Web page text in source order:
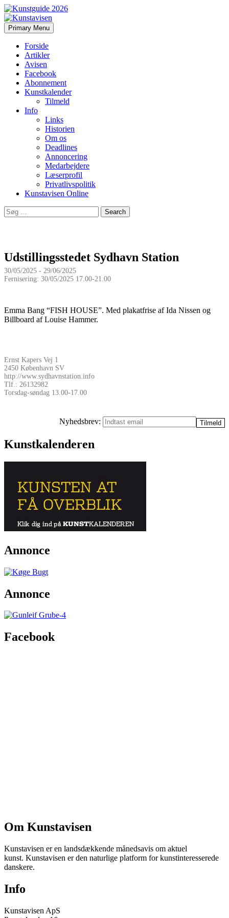
Kunstavisen
Search
Primary Menu Skip
to
Forside
Artikler
Avisen
Facebook
Abonnement
Kunstkalender
Tilmeld
Info
Links
Historien
Om os
Deadlines
Annoncering
Medarbejdere
Læserprofil
Privatlivspolitik
Kunstavisen Online
Search
for:
Udstillingsstedet Sydhavn Station
30/05/2025 - 29/06/2025
Fernisering: 30/05/2025 17.00-21.00
Emma Bang “FISH HOUSE”. Med plakatfrise af Ida Nissen og
Billboard af Louise Hammer.
Ernst Kapers Vej 1
2450 København SV
http://www.sydhavnstation.info
Tlf.: 26132982
Torsdag-søndag 13.00-17.00
Nyhedsbrev:
Kunstkalenderen
Annonce
Annonce
Facebook
Om Kunstavisen
Kunstavisen er en landsdækkende månedsavis om aktuel
kunst. Kunstavisen er den naturlige platform for kunstinteresserede
danskere.
Info
Kunstavisen ApS